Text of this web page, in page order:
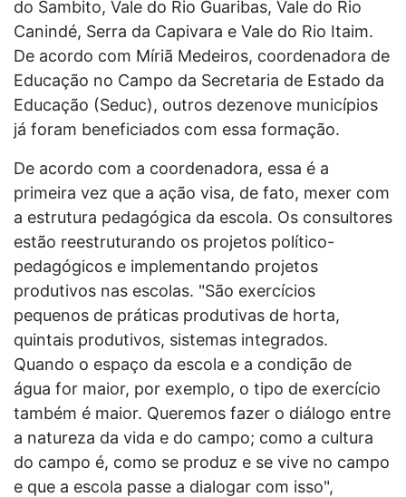
do Sambito, Vale do Rio Guaribas, Vale do Rio
Canindé, Serra da Capivara e Vale do Rio Itaim.
De acordo com Míriã Medeiros, coordenadora de
Educação no Campo da Secretaria de Estado da
Educação (Seduc), outros dezenove municípios
já foram beneficiados com essa formação.
De acordo com a coordenadora, essa é a
primeira vez que a ação visa, de fato, mexer com
a estrutura pedagógica da escola. Os consultores
estão reestruturando os projetos político-
pedagógicos e implementando projetos
produtivos nas escolas. "São exercícios
pequenos de práticas produtivas de horta,
quintais produtivos, sistemas integrados.
Quando o espaço da escola e a condição de
água for maior, por exemplo, o tipo de exercício
também é maior. Queremos fazer o diálogo entre
a natureza da vida e do campo; como a cultura
do campo é, como se produz e se vive no campo
e que a escola passe a dialogar com isso",